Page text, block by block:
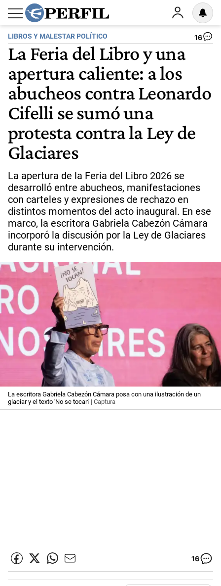
LIBROS Y MALESTAR POLÍTICO 16
La Feria del Libro y una
apertura caliente: a los
abucheos contra Leonardo
Cifelli se sumó una
protesta contra la Ley de
Glaciares
La apertura de la Feria del Libro 2026 se
desarrolló entre abucheos, manifestaciones
con carteles y expresiones de rechazo en
distintos momentos del acto inaugural. En ese
marco, la escritora Gabriela Cabezón Cámara
incorporó la discusión por la Ley de Glaciares
durante su intervención.
La escritora Gabriela Cabezón Cámara posa con una ilustración de un
glaciar y el texto 'No se tocan' | Captura
16